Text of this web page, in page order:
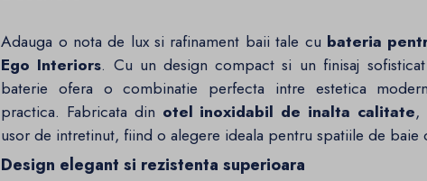
Adauga o nota de lux si rafinament baii tale cu bateria
Ego Interiors. Cu un design compact si un finisaj
baterie ofera o combinatie perfecta intre estetica
practica. Fabricata din otel inoxidabil de inalta calitate,
usor de intretinut, fiind o alegere ideala pentru spatiile de baie
Design elegant si rezistenta superioara